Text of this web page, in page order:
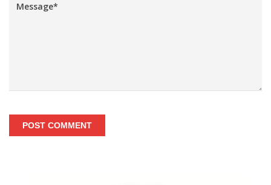
POST COMMENT